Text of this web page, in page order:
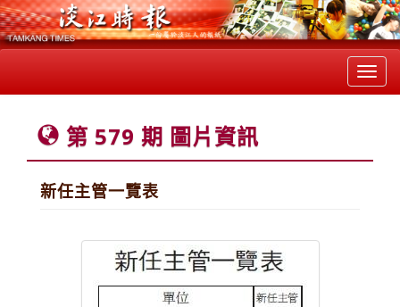
第 579 期 圖片資訊
新任主管一覽表